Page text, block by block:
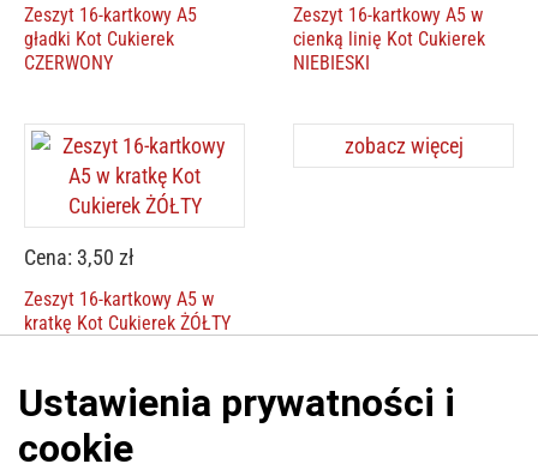
Zeszyt 16-kartkowy A5
gładki Kot Cukierek
CZERWONY
Zeszyt 16-kartkowy A5 w
cienką linię Kot Cukierek
NIEBIESKI
Cena: 3,50 zł
Zeszyt 16-kartkowy A5 w
kratkę Kot Cukierek ŻÓŁTY
zobacz więcej
Platforma
Informacje o platformie